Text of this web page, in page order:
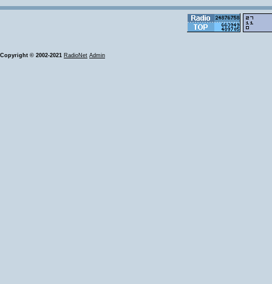
Copyright © 2002-2021 RadioNet Admin